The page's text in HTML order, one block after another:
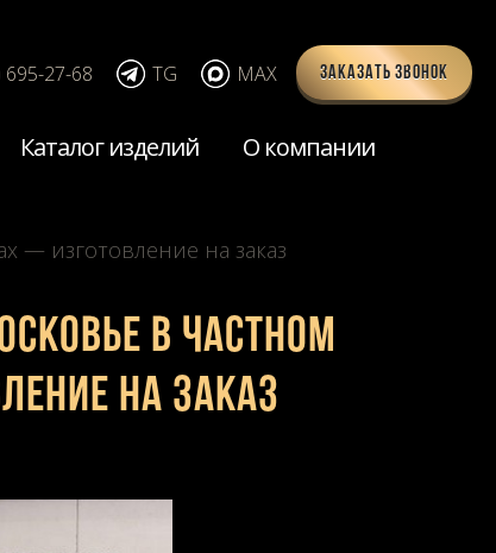
Заказать звонок
695-27-68 TG MAX
Каталог изделий О компании
— изготовление на заказ
в частном
на заказ